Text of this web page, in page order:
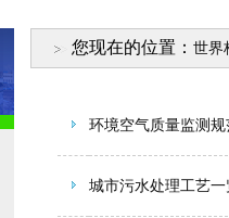
您现在的位置： 世界
环境空气质量监测规
城市污水处理工艺一